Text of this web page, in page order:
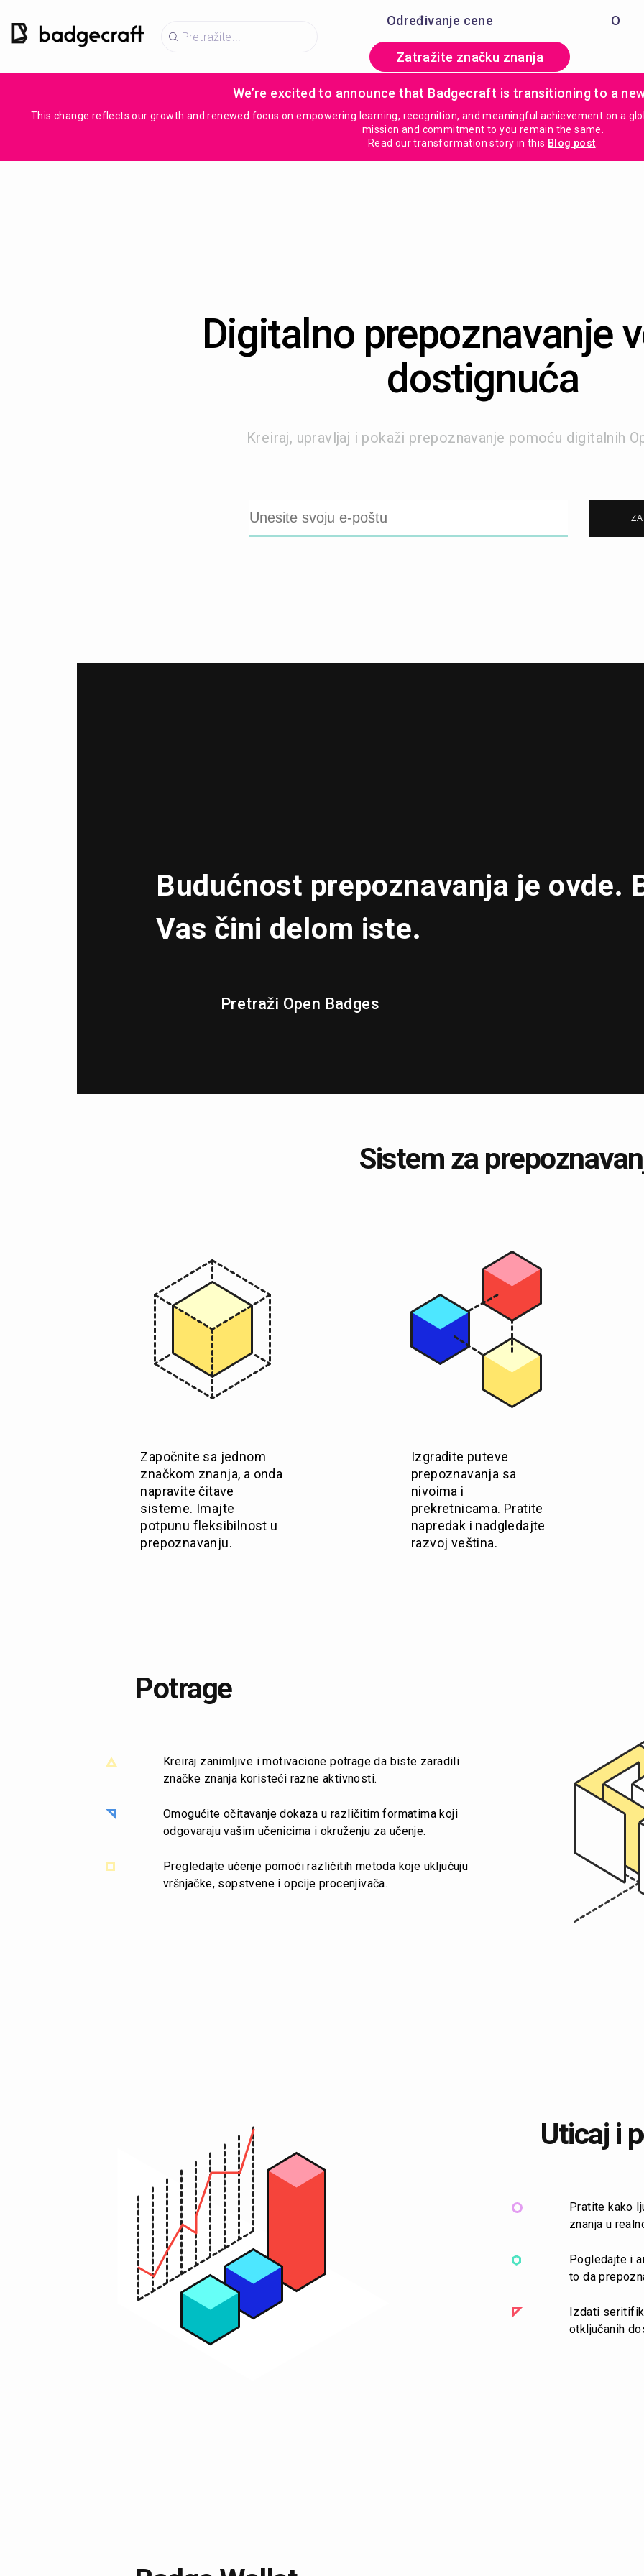
Određivanje cene O
Zatražite značku znanja
We’re excited to announce that Badgecraft is transitioning to a
This change reflects our growth and renewed focus on empowering learning, recognition, and meaningful achievement on a
mission and commitment to you remain the same.
Read our transformation story in this Blog post
Digitalno prepoznavanje
dostignuća
Kreiraj, upravljaj i pokaži prepoznavanje pomoću digitalnih
Budućnost prepoznavanja je ovde.
Vas čini delom iste.
Pretraži Open Badges
Sistem za
Započnite sa jednom
značkom znanja, a onda
napravite čitave
sisteme. Imajte
potpunu fleksibilnost u
prepoznavanju.
Izgradite puteve
prepoznavanja sa
nivoima i
prekretnicama. Pratite
napredak i nadgledajte
razvoj veština.
Potrage
Kreiraj zanimljive i motivacione potrage da biste zaradili
značke znanja koristeći razne aktivnosti.
Omogućite očitavanje dokaza u različitim formatima koji
odgovaraju vašim učenicima i okruženju za učenje.
Pregledajte učenje pomoći različitih metoda koje uključuju
vršnjačke, sopstvene i opcije procenjivača.
Uticaj i
Pratite kako
znanja u
Pogledajte i
to da
Izdati
otključanih